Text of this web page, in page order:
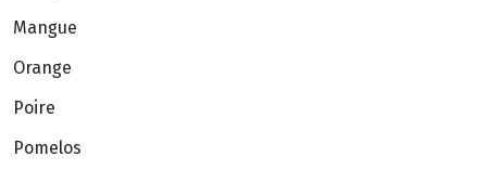
Mangue
Orange
Poire
Pomelos